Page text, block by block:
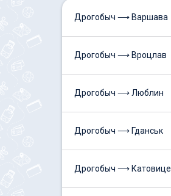
Дрогобыч ⟶ Варшава
Дрогобыч ⟶ Вроцлав
Дрогобыч ⟶ Люблин
Дрогобыч ⟶ Гданськ
Дрогобыч ⟶ Катовице